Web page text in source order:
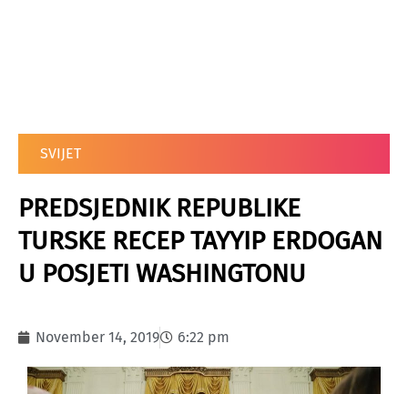
SVIJET
PREDSJEDNIK REPUBLIKE
TURSKE RECEP TAYYIP ERDOGAN
U POSJETI WASHINGTONU
November 14, 2019 6:22 pm